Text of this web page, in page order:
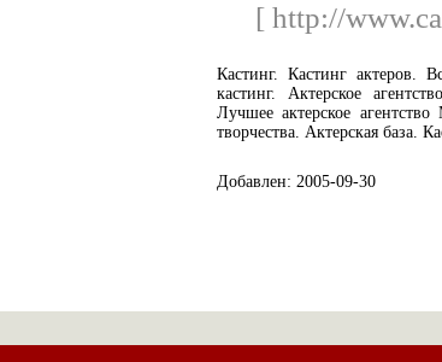
[ http://
Кастинг. Кастинг актеров.
кастинг. Актерское
Лучшее актерское
творчества. Актерская база.
Добавлен: 2005-09-30